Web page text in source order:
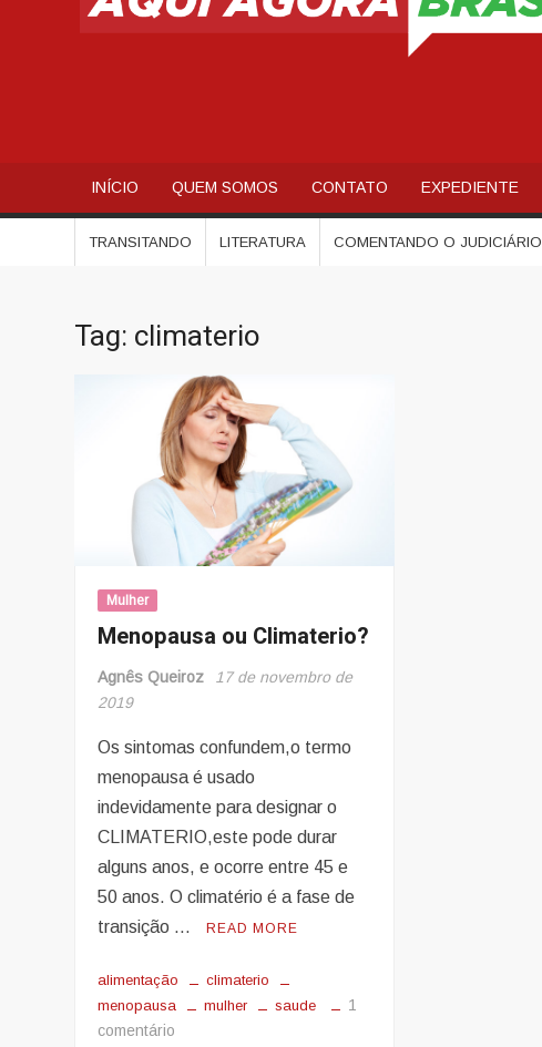
INÍCIO QUEM SOMOS CONTATO EXPEDIENTE
TRANSITANDO LITERATURA COMENTANDO O JUDICIÁRIO
Tag: climaterio
Mulher
Menopausa ou Climaterio?
Agnês Queiroz
17 de novembro de
2019
Os sintomas confundem,o termo
menopausa é usado
indevidamente para designar o
CLIMATERIO,este pode durar
alguns anos, e ocorre entre 45 e
50 anos. O climatério é a fase de
transição …
READ MORE
alimentação
climaterio
menopausa
mulher saude
1
comentário